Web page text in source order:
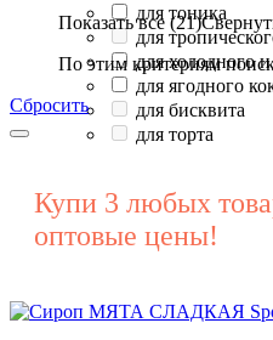
для тоника
для
для холодного и
для ягодного
для бисквита
для торта
Показать все (21)
По этим критериям
Сбросить
Купи 3 любых
оптовые цены!